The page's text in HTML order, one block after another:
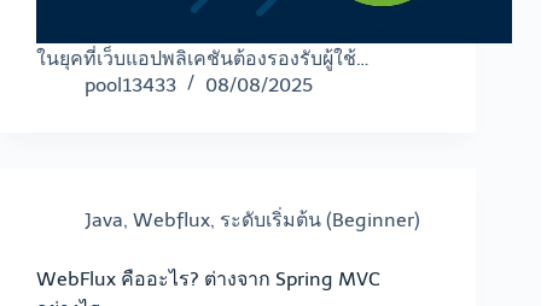
ในยุคที่เว็บแอปพลิเคชันต้องรองรับผู้ใช้…
pool13433
08/08/2025
Java, Webflux, ระดับเริ่มต้น (Beginner)
WebFlux คืออะไร? ต่างจาก Spring MVC